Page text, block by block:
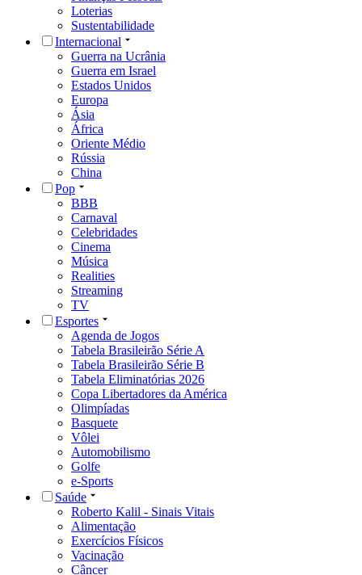
Loterias
Sustentabilidade
Internacional
Guerra na Ucrânia
Guerra em Israel
Estados Unidos
Europa
Ásia
África
Oriente Médio
Rússia
China
Pop
BBB
Carnaval
Celebridades
Cinema
Música
Realities
Streaming
TV
Esportes
Agenda de Jogos
Tabela Brasileirão Série A
Tabela Brasileirão Série B
Tabela Eliminatórias 2026
Copa Libertadores da América
Olimpíadas
Basquete
Vôlei
Automobilismo
Golfe
e-Sports
Saúde
Roberto Kalil - Sinais Vitais
Alimentação
Exercícios Físicos
Vacinação
Câncer